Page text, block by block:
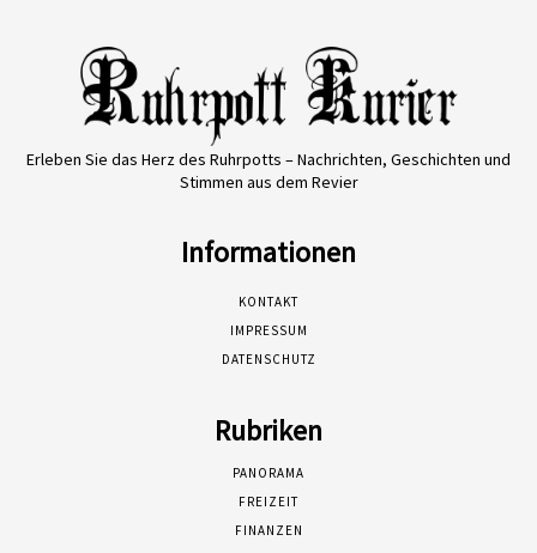
Erleben Sie das Herz des Ruhrpotts – Nachrichten, Geschichten und
Stimmen aus dem Revier
Informationen
KONTAKT
IMPRESSUM
DATENSCHUTZ
Rubriken
PANORAMA
FREIZEIT
FINANZEN